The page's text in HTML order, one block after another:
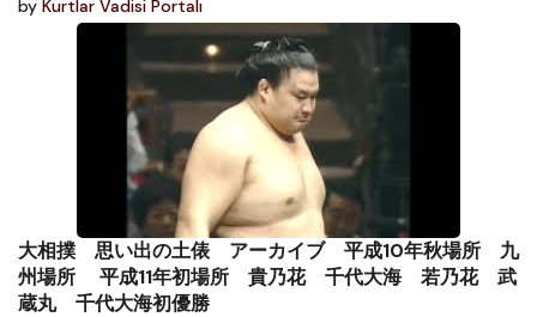
by Kurtlar Vadisi Portalı
大相撲 思い出の土俵 アーカイブ 平成10年秋場所 九
州場所 平成11年初場所 貴乃花 千代大海 若乃花 武
蔵丸 千代大海初優勝